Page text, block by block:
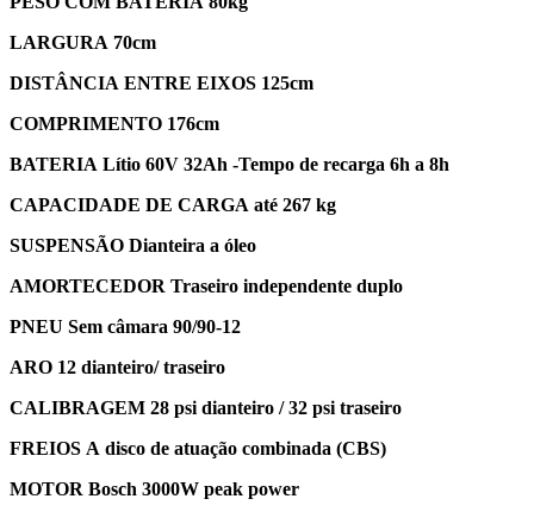
LARGURA 70cm
DISTÂNCIA ENTRE EIXOS 125cm
COMPRIMENTO 176cm
BATERIA Lítio 60V 32Ah -Tempo de recarga 6h a 8h
CAPACIDADE DE CARGA até 267 kg
SUSPENSÃO Dianteira a óleo
AMORTECEDOR Traseiro independente duplo
PNEU Sem câmara 90/90-12
ARO 12 dianteiro/ traseiro
CALIBRAGEM 28 psi dianteiro / 32 psi traseiro
FREIOS A disco de atuação combinada (CBS)
MOTOR Bosch 3000W peak power